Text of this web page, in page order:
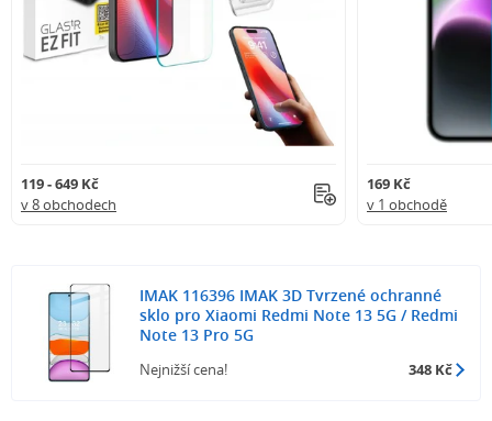
119 - 649 Kč
v 8 obchodech
169 Kč
v 1 obchodě
IMAK 116396 IMAK 3D Tvrzené ochranné
sklo pro Xiaomi Redmi Note 13 5G / Redmi
Note 13 Pro 5G
Nejnižší cena! 348 Kč